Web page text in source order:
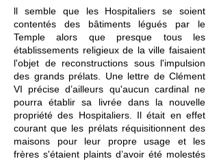
ll semble que les Hospitaliers se soient
contentés des bâtiments légués par le
Temple alors que presque tous les
établissements religieux de la ville faisaient
l'objet de reconstructions sous l'impulsion
des grands prélats. Une lettre de Clément
VI précise d’ailleurs qu'aucun cardinal ne
pourra établir sa livrée dans la nouvelle
propriété des Hospitaliers. Il était en effet
courant que les prélats réquisitionnent des
maisons pour leur propre usage et les
frères s'étaient plaints d’avoir été molestés